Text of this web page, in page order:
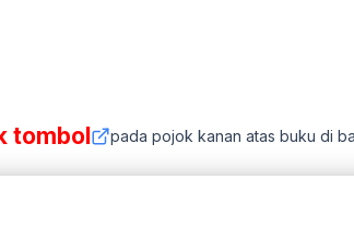
tombol pada pojok kanan atas buku di